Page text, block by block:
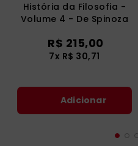
História da Filosofia -
Volume 4 - De Spinoza
R$ 215,00
7x R$ 30,71
Adicionar